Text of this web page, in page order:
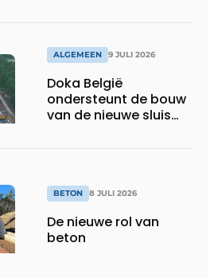
ALGEMEEN 9 JULI 2026
Doka België
ondersteunt de bouw
van de nieuwe sluis
BETON 8 JULI 2026
De nieuwe rol van
beton